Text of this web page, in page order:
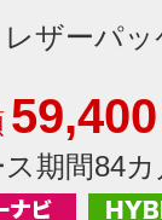
ザーパッ
59,400
ス期間84